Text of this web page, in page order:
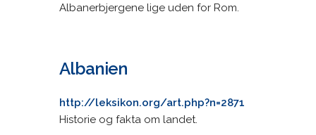
Albanerbjergene lige uden for Rom.
Albanien
http://leksikon.org/art.php?n=2871
Historie og fakta om landet.